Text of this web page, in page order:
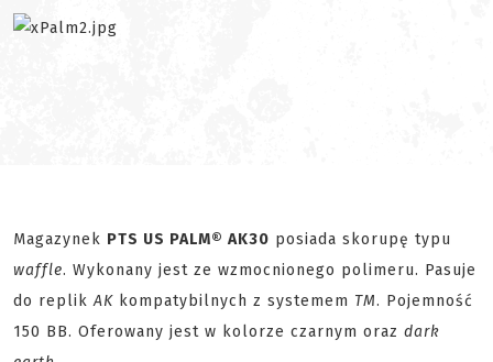
Magazynek PTS US PALM® AK30 posiada skorupę typu
waffle. Wykonany jest ze wzmocnionego polimeru. Pasuje
do replikAK kompatybilnych z systemem TM. Pojemność
150 BB. Oferowany jest w kolorze czarnym oraz dark